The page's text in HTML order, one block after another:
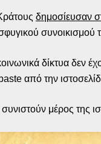
δημοσίευσαν
δίκτυα δεν
από την
μέρος της